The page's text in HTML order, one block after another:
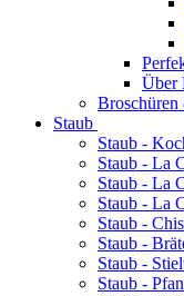
Über
Staub
Staub -
Staub - La
Staub - La
Staub - La
Staub -
Staub -
Staub -
Staub -